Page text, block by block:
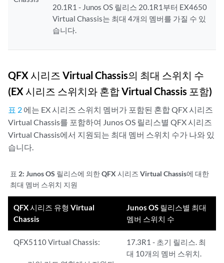
20.1R1 - Junos OS 릴리스 20.1R1부터 EX4650
Virtual Chassis는 최대 4개의 멤버를 가질 수 있
습니다.
QFX 시리즈 Virtual Chassis의 최대 스위치 수
(EX 시리즈 스위치와 혼합 Virtual Chassis 포함)
표 2 에는 EX 시리즈 스위치 멤버가 포함된 혼합 QFX 시리즈
Virtual Chassis를 포함하여 Junos OS 릴리스별 QFX 시리즈
Virtual Chassis에서 지원되는 최대 멤버 스위치 수가 나와 있
습니다.
표 2: Junos OS 릴리스에 의한 QFX 시리즈 Virtual Chassis에 대한
최대 멤버 스위치 지원
QFX 시리즈 유형 Virtual
Chassis
Junos OS 릴리스별 최대
멤버 스위치 수
QFX5110 Virtual Chassis:
17.3R1 - 초기 릴리스. 최
대 10개의 멤버 스위치.